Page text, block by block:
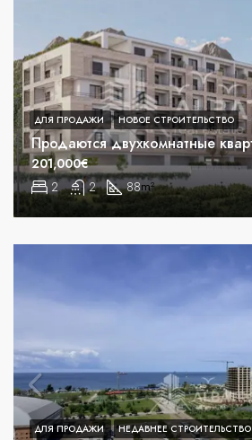
2 2 88m²
201,000€
ДЛЯ ПРОДАЖИ НОВОЕ СТРОИТЕЛЬСТВО
ДЛЯ ПРОДАЖИ НЕДАВНЕЕ СТРОИТЕЛЬСТВО